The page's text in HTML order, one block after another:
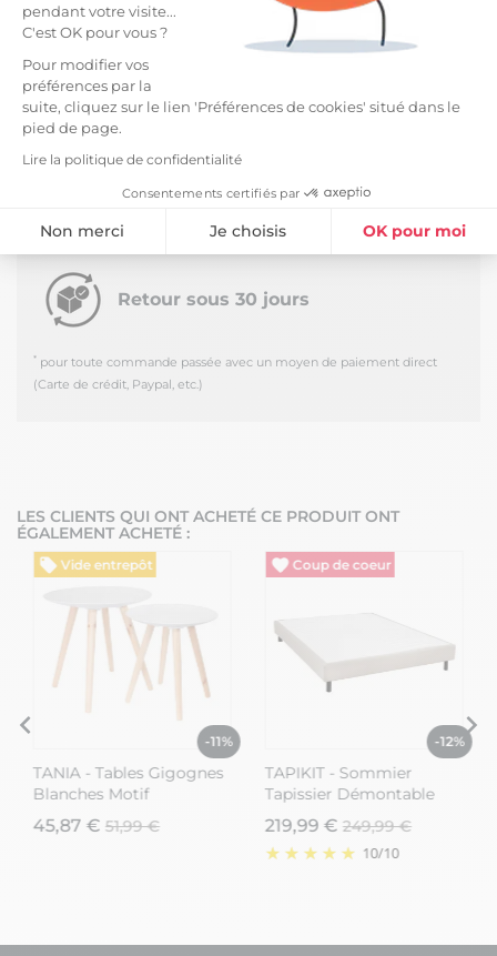
pendant votre visite...
C'est OK pour vous ?
Pour modifier vos
préférences par la
suite, cliquez sur le lien 'Préférences de cookies' situé dans le
pied de page.
Lire la politique de confidentialité
Consentements certifiés par
Non merci Je choisis OK pour moi
Axeptio consent
Notre plateforme vous permet d'adapter et de gérer vos
LIVRAISON ET RETOURS
Livraison Standard -
Estimée à partir du
Livraison en journée au pied du camion - Hors
Estimée leLundi 10 Août 2026 *
lundi au vendredi
Retour sous 30 jours
* pour toute commande passée avec un moyen de paiement direct
(Carte de crédit, Paypal, etc.)
LES CLIENTS QUI ONT ACHETÉ CE PRODUIT ONT
ÉGALEMENT ACHETÉ :
Vide entrepôt
-11%
TANIA - Tables Gigognes
Blanches Motif
Gouttelettes
45,87 € 51,99 €
Vide entrepôt
-12%
TAPIKIT - Sommier
Tapissier Démontable
160x200cm 2x20 Lattes
Gris Lin
219,99 € 249,99 €
10/10